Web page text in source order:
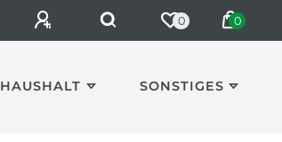
0 0
HAUSHALT SONSTIGES